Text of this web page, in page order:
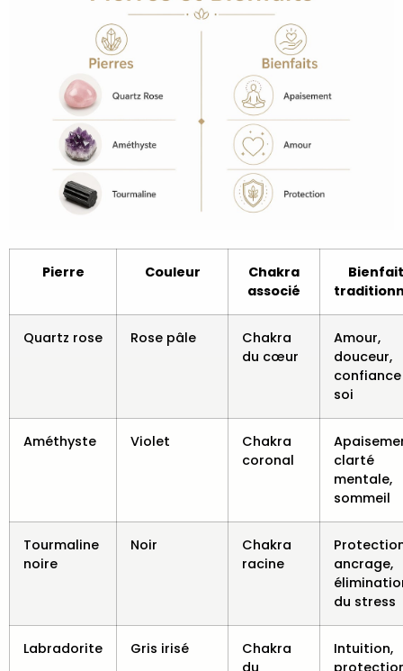
Pierre Couleur
Chakra
associé
Quartz rose Rose pâle
Chakra
du cœur
Amour,
douceur,
soi
Améthyste Violet
Chakra
coronal
clarté
mentale,
sommeil
Tourmaline
noire
Noir
Chakra
racine
ancrage,
du stress
Labradorite Gris irisé
Chakra
Intuition,